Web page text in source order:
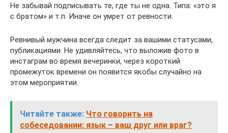
Не забывай подписывать те, где ты не одна. Типа: «это я
с братом» и т.п. Иначе он умрет от ревности.
Ревнивый мужчина всегда следит за вашими статусами,
публикациями. Не удивляйтесь, что выложив фото в
инстаграм во время вечеринки, через короткий
промежуток времени он появится якобы случайно на
этом мероприятии.
Читайте также: Что говорить на
собеседовании: язык – ваш друг или враг?